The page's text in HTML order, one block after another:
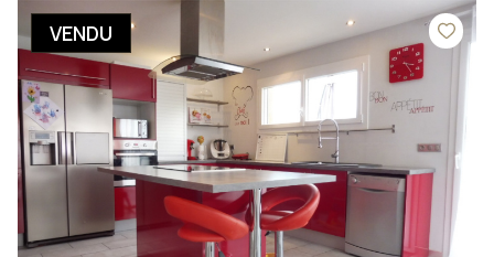
VENDU